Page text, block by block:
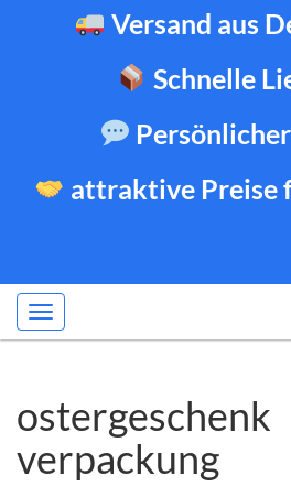
Versand aus
Schnelle
attraktive Preise
ostergeschenk
verpackung